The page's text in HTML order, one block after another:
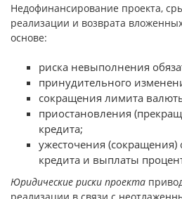
Недофинансирование проекта,
реализации и возврата
основе:
риска невыполнения
принудительного
сокращения лимита
приостановления
кредита;
ужесточения (сокращения)
кредита и выплаты
Юридические риски проекта